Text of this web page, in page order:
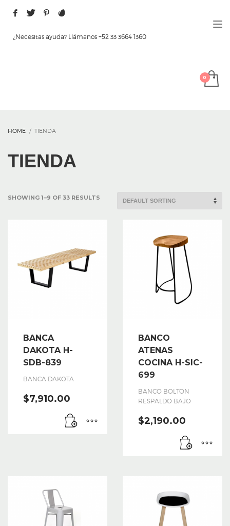
¿Necesitas ayuda? Llámanos +52 33 3664 1360
HOME TIENDA
TIENDA
SHOWING 1–9 OF 33 RESULTS
BANCA
DAKOTA H-
SDB-839
BANCA DAKOTA
$7,910.00
BANCO
ATENAS
COCINA H-SIC-
699
BANCO BOLTON
RESPALDO BAJO
$2,190.00